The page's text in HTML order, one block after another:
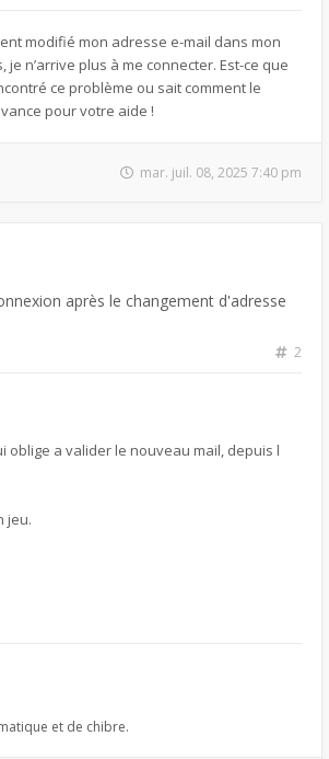
modifié mon adresse e-mail dans mon
je n’arrive plus à me connecter. Est-ce que
ce problème ou sait comment le
pour votre aide !
mar. juil. 08, 2025 7:40 pm
après le changement d'adresse
2
oblige a valider le nouveau mail, depuis l
jeu.
et de chibre.